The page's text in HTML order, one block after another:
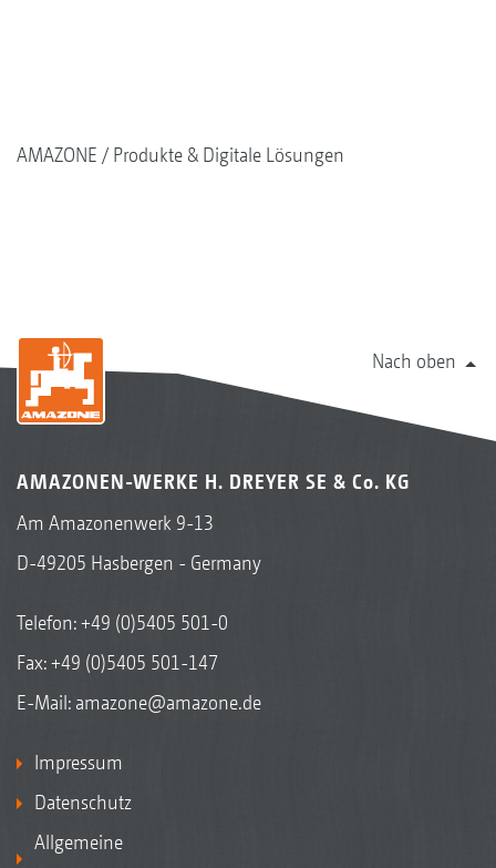
AMAZONE Produkte & Digitale Lösungen
Nach oben
AMAZONEN-WERKE H. DREYER SE & Co. KG
Am Amazonenwerk 9-13
D-49205 Hasbergen - Germany
Telefon:+49 (0)5405 501-0
Fax: +49 (0)5405 501-147
E-Mail: amazone@amazone.de
Impressum
Datenschutz
Allgemeine